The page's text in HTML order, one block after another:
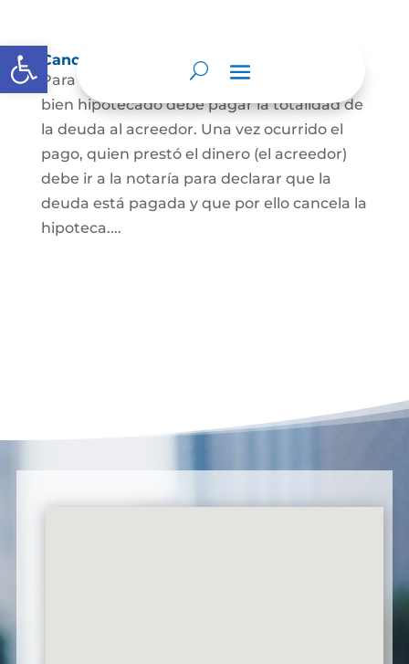
Abrir barra de herramientas
Cancelación de Hipoteca
Para cancelar una hipoteca, el dueño del
bien hipotecado debe pagar la totalidad de
la deuda al acreedor. Una vez ocurrido el
pago, quien prestó el dinero (el acreedor)
debe ir a la notaría para declarar que la
deuda está pagada y que por ello cancela la
hipoteca....